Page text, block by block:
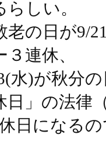
しい。
老の日が9/
連休、
水)が秋分
日」の法律
日になる